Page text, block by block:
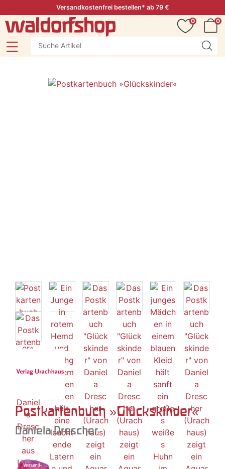
Versandkostenfrei bestellen* ab 79 €
0
0
Postkartenbuch »Glückskinder«
Daniela Drescher